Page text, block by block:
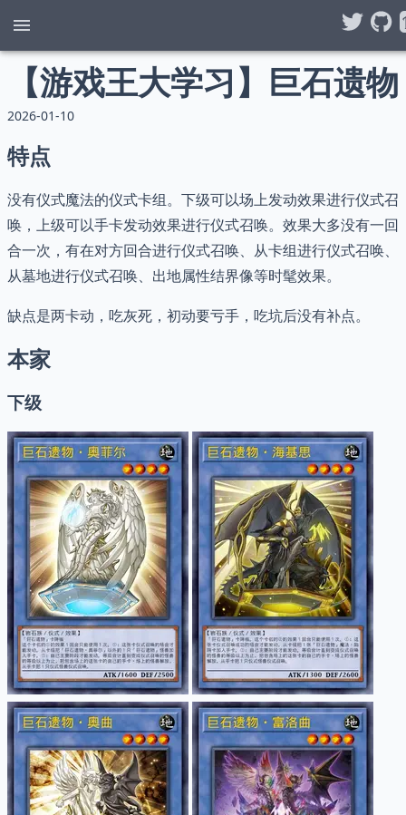
【游戏王大学习】巨石遗物
2026-01-10
特点
没有仪式魔法的仪式卡组。下级可以场上发动效果进行仪式召
唤，上级可以手卡发动效果进行仪式召唤。效果大多没有一回
合一次，有在对方回合进行仪式召唤、从卡组进行仪式召唤、
从墓地进行仪式召唤、出地属性结界像等时髦效果。
缺点是两卡动，吃灰死，初动要亏手，吃坑后没有补点。
本家
下级